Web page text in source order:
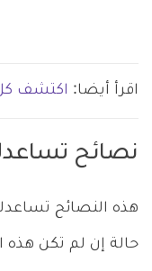
اقرأ أيضا: اكتشف كل
نصائح
هذه النصائح
حالة إن لم تكن